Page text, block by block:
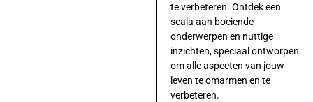
te verbeteren. Ontdek een
scala aan boeiende
onderwerpen en nuttige
inzichten, speciaal ontworpen
om alle aspecten van jouw
leven te omarmen en te
verbeteren.